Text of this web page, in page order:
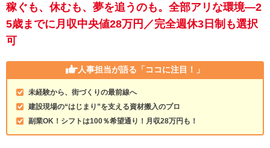
稼ぐも、休むも、夢を追うのも。全部アリな環境―2
5歳までに月収中央値28万円／完全週休3日制も選択
可
人事担当が語る 「ココに注目！」
未経験から、街づくりの最前線へ
建設現場の“はじまり”を支える資材搬入のプロ
副業OK！シフトは100％希望通り！月収28万円も！